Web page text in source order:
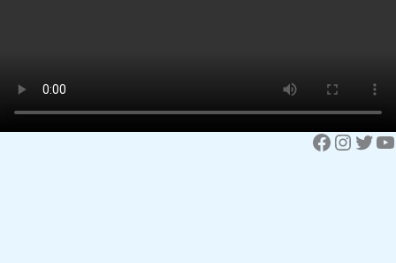
Facebook Instagram Twitter YouTube